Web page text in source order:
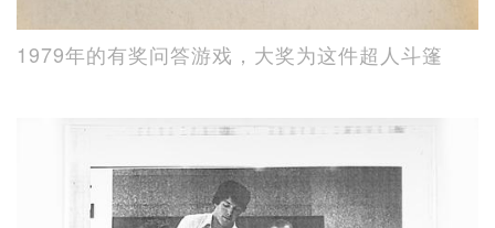
1979年的有奖问答游戏，大奖为这件超人斗篷